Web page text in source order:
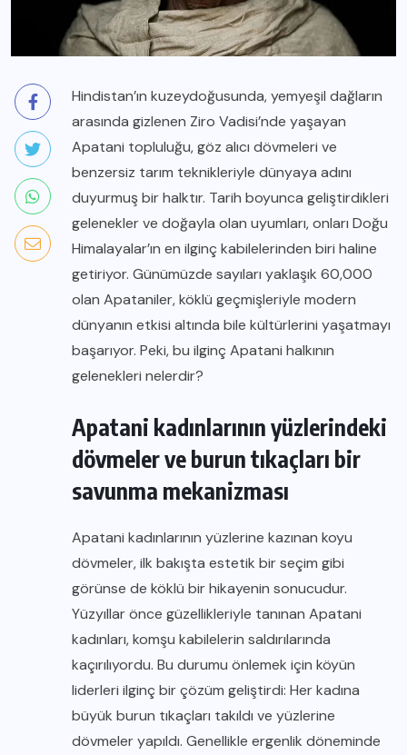
Hindistan’ın kuzeydoğusunda, yemyeşil dağların
arasında gizlenen Ziro Vadisi’nde yaşayan
Apatani topluluğu, göz alıcı dövmeleri ve
benzersiz tarım teknikleriyle dünyaya adını
duyurmuş bir halktır. Tarih boyunca geliştirdikleri
gelenekler ve doğayla olan uyumları, onları Doğu
Himalayalar’ın en ilginç kabilelerinden biri haline
getiriyor. Günümüzde sayıları yaklaşık 60,000
olan Apataniler, köklü geçmişleriyle modern
dünyanın etkisi altında bile kültürlerini yaşatmayı
başarıyor. Peki, bu ilginç Apatani halkının
gelenekleri nelerdir?
Apatani kadınlarının yüzlerindeki
dövmeler ve burun tıkaçları bir
savunma mekanizması
Apatani kadınlarının yüzlerine kazınan koyu
dövmeler, ilk bakışta estetik bir seçim gibi
görünse de köklü bir hikayenin sonucudur.
Yüzyıllar önce güzellikleriyle tanınan Apatani
kadınları, komşu kabilelerin saldırılarında
kaçırılıyordu. Bu durumu önlemek için köyün
liderleri ilginç bir çözüm geliştirdi: Her kadına
büyük burun tıkaçları takıldı ve yüzlerine
dövmeler yapıldı. Genellikle ergenlik döneminde